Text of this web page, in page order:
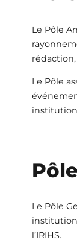
Le Pôle
Le Pôle
Le Pôle
l’IRIHS.